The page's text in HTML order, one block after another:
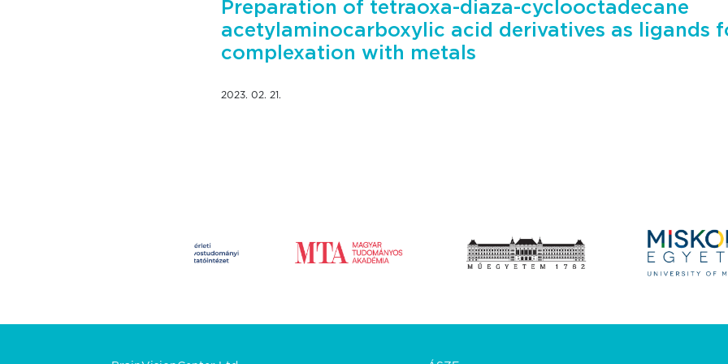
Preparation of tetraoxa-diaza-cyclooctadecane
acetylaminocarboxylic acid derivatives as ligands
complexation with metals
2023. 02. 21.